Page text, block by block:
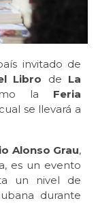
invitado de
Libro de La
la Feria
se llevará a
Alonso Grau,
es un evento
un nivel de
durante